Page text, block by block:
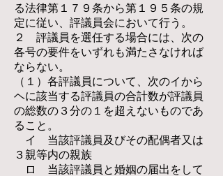
る法律第１７９条から第１９５条の規
定に従い、評議員会において行う。
２ 評議員を選任する場合には、次の
各号の要件をいずれも満たさなければ
ならない。
（１）各評議員について、次のイから
ヘに該当する評議員の合計数が評議員
の総数の３分の１を超えないものであ
ること。
イ 当該評議員及びその配偶者又は
３親等内の親族
ロ 当該評議員と婚姻の届出をして